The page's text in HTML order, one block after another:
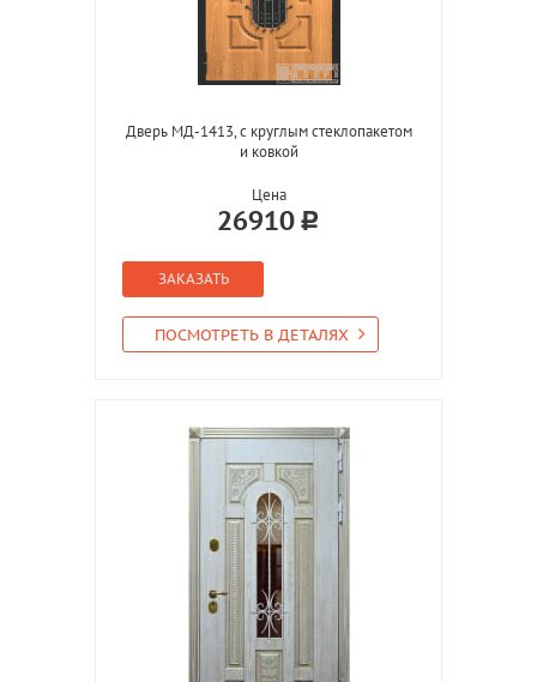
Дверь МД-1413, с круглым стеклопакетом
и ковкой
Цена
26910
ЗАКАЗАТЬ
ПОСМОТРЕТЬ В ДЕТАЛЯХ